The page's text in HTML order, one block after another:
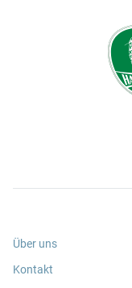
Über uns
Kontakt